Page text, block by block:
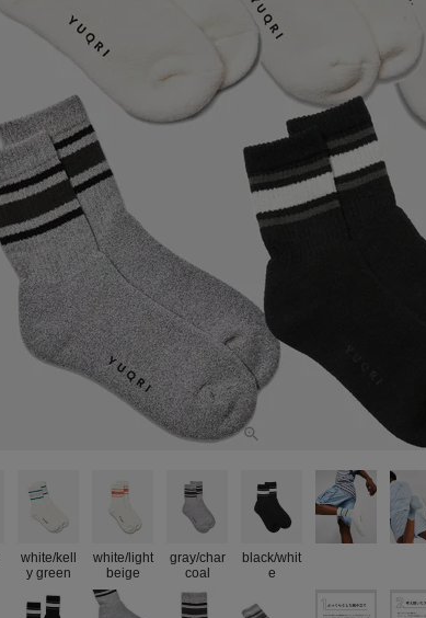
white/kell
y green
white/light
beige
gray/char
coal
black/whit
e